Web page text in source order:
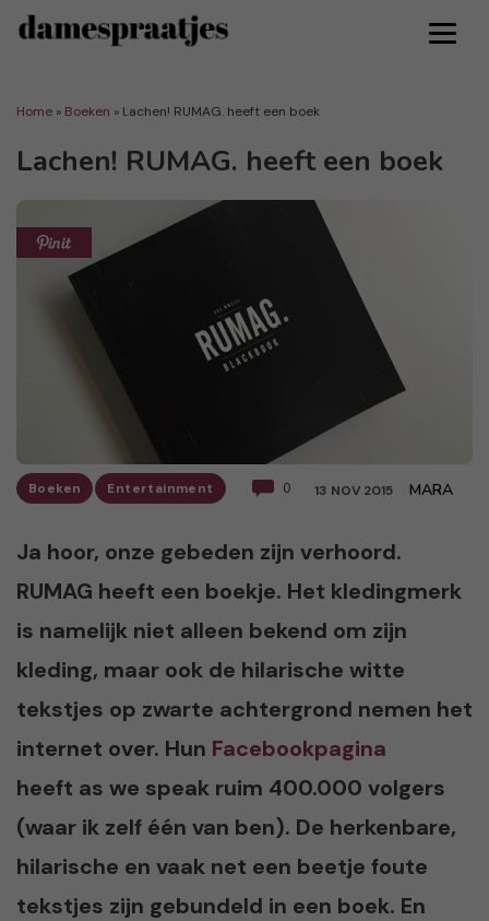
Home » Boeken » Lachen! RUMAG. heeft een boek
Lachen! RUMAG. heeft een boek
Boeken Entertainment 0 13 NOV 2015 MARA
Ja hoor, onze gebeden zijn verhoord.
RUMAG heeft een boekje. Het kledingmerk
is namelijk niet alleen bekend om zijn
kleding, maar ook de hilarische witte
tekstjes op zwarte achtergrond nemen het
internet over. Hun Facebookpagina
heeft as we speak ruim 400.000 volgers
(waar ik zelf één van ben). De herkenbare,
hilarische en vaak net een beetje foute
tekstjes zijn gebundeld in een boek. En